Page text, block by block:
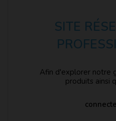
SITE
Afin d'explorer notre
produits ainsi